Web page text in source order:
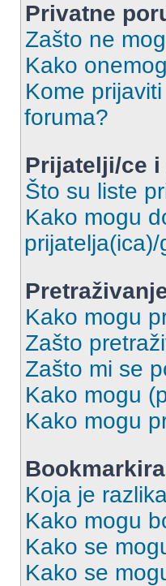
Privatne
Zašto ne
Kako
Kome
foruma?
Prijatelji/ce
Što su liste
Kako mogu
Kako mogu
Zašto
Zašto mi se
Kako mogu
Kako mogu
Koja je
Kako mogu
Kako se
Kako se